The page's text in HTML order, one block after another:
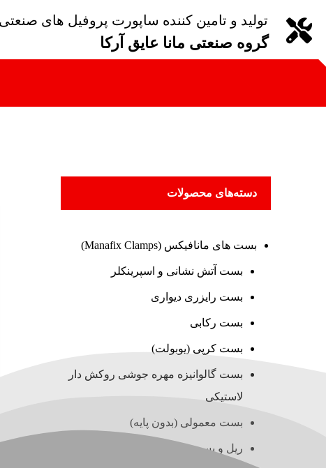
تولید و تامین کننده ساپورت پروفیل های
گروه صنعتی مانا عایق آرکا
دسته‌های محصولات
بست های مانافیکس (Manafix Clamps)
بست آتش نشانی و اسپرینکلر
بست رایزری دیواری
بست رکابی
بست کرپی (یوبولت)
بست گالوانیزه مهره جوشی روکش دار
لاستیکی
بست معمولی (بدون پایه)
ریل و بست چنگالی (سی چنل)